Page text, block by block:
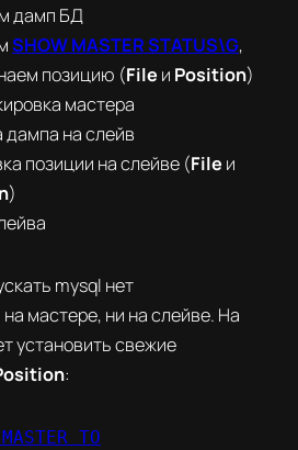
дамп БД
SHOW MASTER STATUS\G,
позицию (File и Position)
мастера
дампа на слейв
позиции на слейве (File и
)
mysql нет
мастере, ни на слейве. На
установить свежие
:
TO